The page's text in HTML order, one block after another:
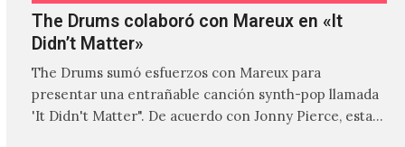
The Drums colaboró con Mareux en «It
Didn’t Matter»
The Drums sumó esfuerzos con Mareux para
presentar una entrañable canción synth-pop llamada
'It Didn't Matter". De acuerdo con Jonny Pierce, esta